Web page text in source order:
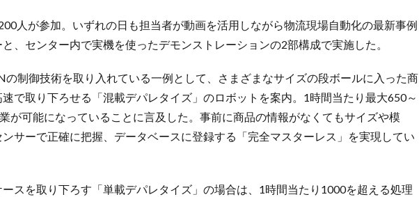
人が参加。いずれの日も担当者が動画を活用しながら物流現場自動化の最新事例
、センター内で実機を使ったデモンストレーションの2部構成で実施した。
の制御技術を取り入れている一例として、さまざまなサイズの段ボールに入った商
で取り下ろせる「混載デパレタイズ」のロボットを案内。1時間当たり最大650～
が可能になっていることに言及した。事前に商品の情報がなくてもサイズや模
サーで正確に把握、データベースに登録する「完全マスターレス」を実現してい
スを取り下ろす「単載デパレタイズ」の場合は、1時間当たり1000を超える処理